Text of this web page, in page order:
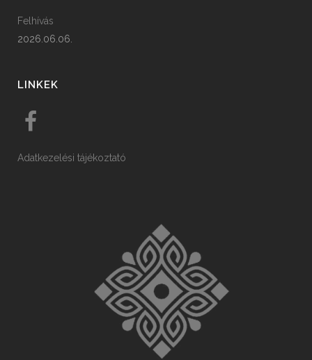
Felhívás
2026.06.06.
LINKEK
Adatkezelési tájékoztató